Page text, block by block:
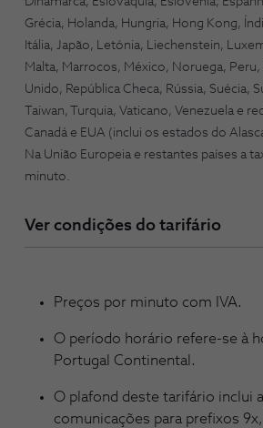
Grécia, Holanda, Hungria, Hong Kong,
Itália, Japão, Letónia, Liechenstein,
Malta, Marrocos, México, Noruega, Peru,
Unido, República Checa, Rússia, Suécia,
Taiwan, Turquia, Vaticano, Venezuela e
Canadá e EUA (inclui os estados do
Na União Europeia e restantes países a
minuto.
Ver condições do tarifário
Preços por minuto com IVA.
O período horário refere-se à
Portugal Continental.
O plafond deste tarifário inclui
comunicações para prefixos